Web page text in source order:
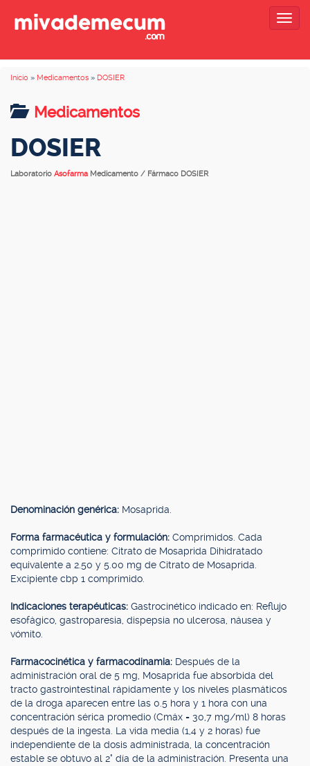
Inicio » Medicamentos » DOSIER
Medicamentos
DOSIER
Laboratorio Asofarma Medicamento / Fármaco DOSIER
Denominación genérica: Mosaprida.
Forma farmacéutica y formulación: Comprimidos. Cada
comprimido contiene: Citrato de Mosaprida Dihidratado
equivalente a 2.50 y 5.00 mg de Citrato de Mosaprida.
Excipiente cbp 1 comprimido.
Indicaciones terapéuticas: Gastrocinético indicado en: Reflujo
esofágico, gastroparesia, dispepsia no ulcerosa, náusea y
vómito.
Farmacocinética y farmacodinamia: Después de la
administración oral de 5 mg, Mosaprida fue absorbida del
tracto gastrointestinal rápidamente y los niveles plasmáticos
de la droga aparecen entre las 0.5 hora y 1 hora con una
concentración sérica promedio (Cmáx = 30,7 mg/ml) 8 horas
después de la ingesta. La vida media (1,4 y 2 horas) fue
independiente de la dosis administrada, la concentración
estable se obtuvo al 2° día de la administración. Presenta una